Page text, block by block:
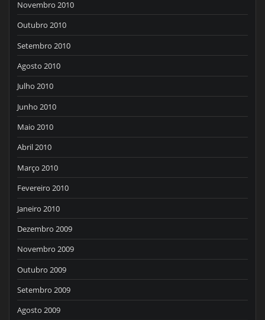
Novembro 2010
Outubro 2010
Setembro 2010
Agosto 2010
Julho 2010
Junho 2010
Maio 2010
Abril 2010
Março 2010
Fevereiro 2010
Janeiro 2010
Dezembro 2009
Novembro 2009
Outubro 2009
Setembro 2009
Agosto 2009